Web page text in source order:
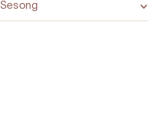
Sesong